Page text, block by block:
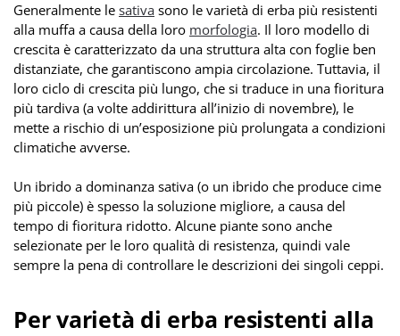
Generalmente le sativa sono le varietà di erba più resistenti
alla muffa a causa della loro morfologia. Il loro modello di
crescita è caratterizzato da una struttura alta con foglie ben
distanziate, che garantiscono ampia circolazione. Tuttavia, il
loro ciclo di crescita più lungo, che si traduce in una fioritura
più tardiva (a volte addirittura all’inizio di novembre), le
mette a rischio di un’esposizione più prolungata a condizioni
climatiche avverse.
Un ibrido a dominanza sativa (o un ibrido che produce cime
più piccole) è spesso la soluzione migliore, a causa del
tempo di fioritura ridotto. Alcune piante sono anche
selezionate per le loro qualità di resistenza, quindi vale
sempre la pena di controllare le descrizioni dei singoli ceppi.
Per varietà di erba resistenti alla